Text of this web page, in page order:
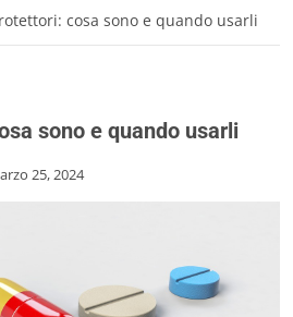
cosa sono e quando usarli
sono e quando usarli
25, 2024